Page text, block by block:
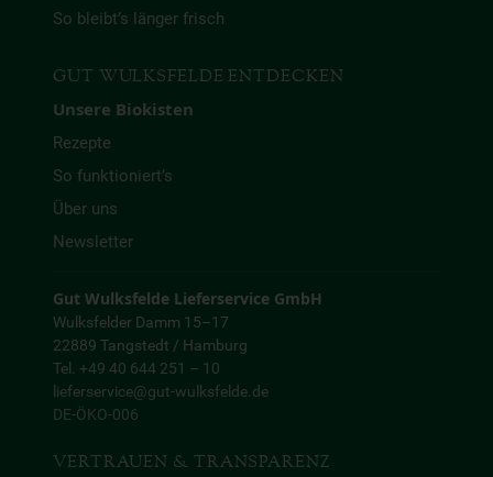
So bleibt’s länger frisch
GUT WULKSFELDE ENTDECKEN
Unsere Biokisten
Rezepte
So funktioniert’s
Über uns
Newsletter
Gut Wulksfelde Lieferservice GmbH
Wulksfelder Damm 15–17
22889 Tangstedt / Hamburg
Tel. +49 40 644 251 – 10
lieferservice@gut-wulksfelde.de
DE-ÖKO-006
VERTRAUEN & TRANSPARENZ